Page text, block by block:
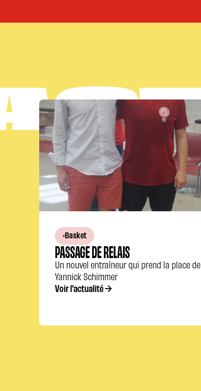
Basket
PASSAGE DE RELAIS
Un nouvel entraîneur qui prend la place de
Yannick Schimmer
Voir l'actualité